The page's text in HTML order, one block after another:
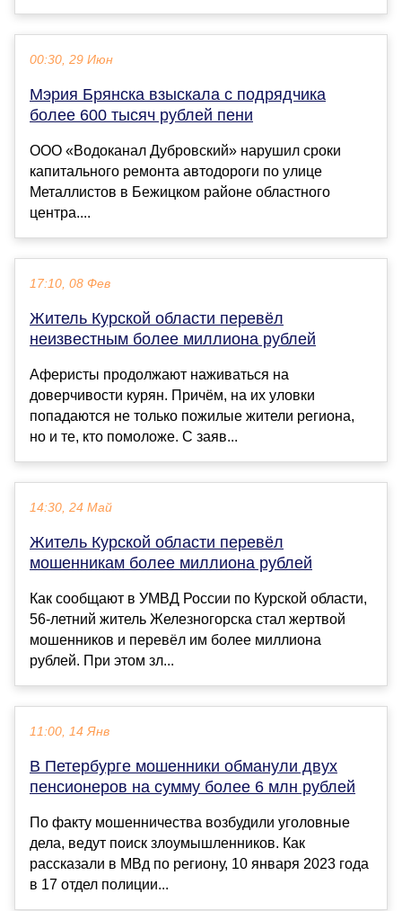
00:30, 29 Июн
Мэрия Брянска взыскала с подрядчика
более 600 тысяч рублей пени
ООО «Водоканал Дубровский» нарушил сроки
капитального ремонта автодороги по улице
Металлистов в Бежицком районе областного
центра....
17:10, 08 Фев
Житель Курской области перевёл
неизвестным более миллиона рублей
Аферисты продолжают наживаться на
доверчивости курян. Причём, на их уловки
попадаются не только пожилые жители региона,
но и те, кто помоложе. С заяв...
14:30, 24 Май
Житель Курской области перевёл
мошенникам более миллиона рублей
Как сообщают в УМВД России по Курской области,
56-летний житель Железногорска стал жертвой
мошенников и перевёл им более миллиона
рублей. При этом зл...
11:00, 14 Янв
В Петербурге мошенники обманули двух
пенсионеров на сумму более 6 млн рублей
По факту мошенничества возбудили уголовные
дела, ведут поиск злоумышленников. Как
рассказали в МВд по региону, 10 января 2023 года
в 17 отдел полиции...